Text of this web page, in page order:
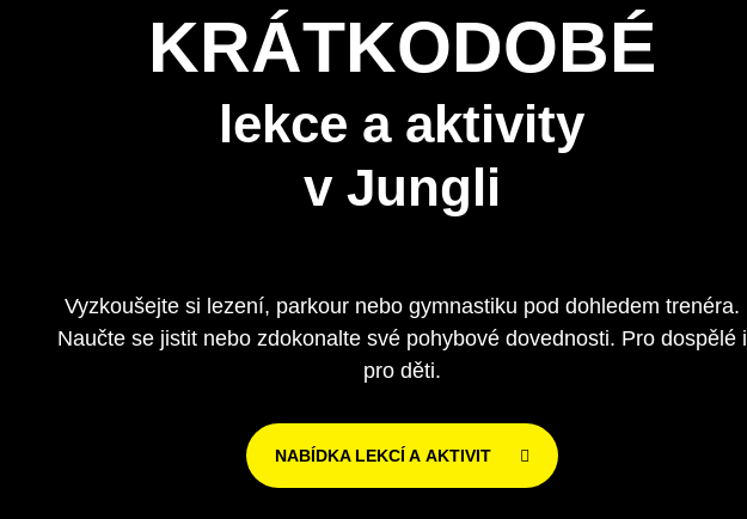
KRÁTKODOBÉ
lekce a aktivity
v Jungli
Vyzkoušejte si lezení, parkour nebo gymnastiku pod dohledem trenéra.
Naučte se jistit nebo zdokonalte své pohybové dovednosti. Pro dospělé i
pro děti.
NABÍDKA LEKCÍ A AKTIVIT